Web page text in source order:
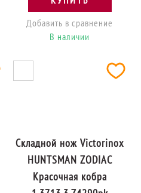
Добавить в сравнение
В наличии
Складной нож Victorinox
HUNTSMAN ZODIAC
Красочная кобра